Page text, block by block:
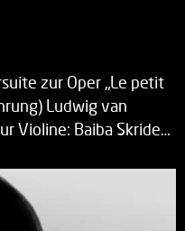
zur Oper „Le petit
Ludwig van
Violine: Baiba Skride…